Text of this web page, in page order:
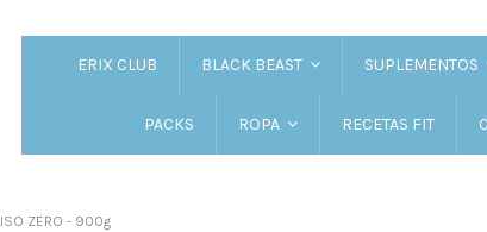
ERIX CLUB BLACK BEAST SUPLEMENTOS
PACKS ROPA RECETAS FIT
ISO ZERO - 900g